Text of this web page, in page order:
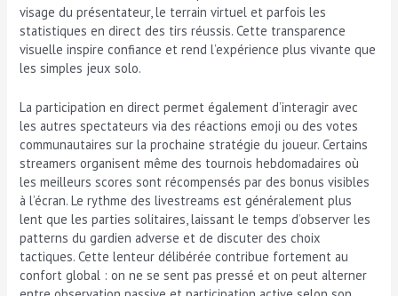
visage du présentateur, le terrain virtuel et parfois les
statistiques en direct des tirs réussis. Cette transparence
visuelle inspire confiance et rend l’expérience plus vivante que
les simples jeux solo.
La participation en direct permet également d’interagir avec
les autres spectateurs via des réactions emoji ou des votes
communautaires sur la prochaine stratégie du joueur. Certains
streamers organisent même des tournois hebdomadaires où
les meilleurs scores sont récompensés par des bonus visibles
à l’écran. Le rythme des livestreams est généralement plus
lent que les parties solitaires, laissant le temps d’observer les
patterns du gardien adverse et de discuter des choix
tactiques. Cette lenteur délibérée contribue fortement au
confort global : on ne se sent pas pressé et on peut alterner